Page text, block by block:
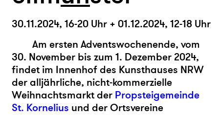
30.11.2024, 16-20 Uhr + 01.12.2024, 12-18 Uhr
Am ersten Adventswochenende, vom
30. November bis zum 1. Dezember 2024,
findet im Innenhof des Kunsthauses NRW
der alljährliche, nicht-kommerzielle
Weihnachtsmarkt der Propsteigemeinde
St. Kornelius und der Ortsvereine